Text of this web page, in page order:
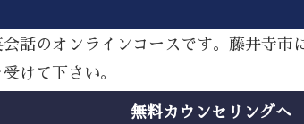
話のオンラインコースです。藤井寺市
けて下さい。
無料カウンセリングへ